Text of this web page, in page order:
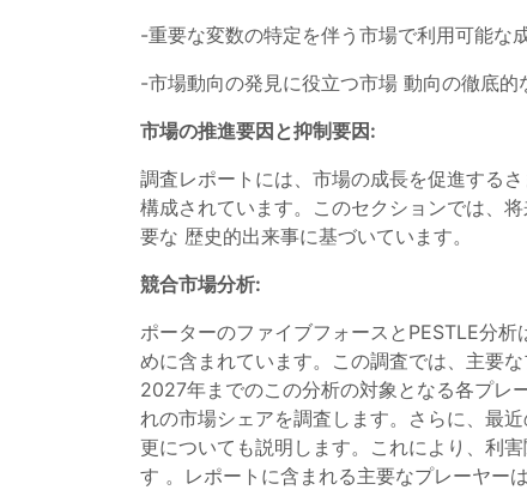
-重要な変数の特定を伴う市場で利用可能な
-市場動向の発見に役立つ市場 動向の徹底的
市場の推進要因と抑制要因:
調査レポートには、市場の成長を促進する
構成されています。このセクションでは、
要な 歴史的出来事に基づいています。
競合市場分析:
ポーターのファイブフォースとPESTLE分
めに含まれています。この調査では、主要
2027年までのこの分析の対象となる各プレ
れの市場シェアを調査します。さらに、最
更についても説明します。これにより、利
す 。レポートに含まれる主要なプレーヤー